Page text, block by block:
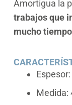
Amortigua la
trabajos que
mucho
Medida: